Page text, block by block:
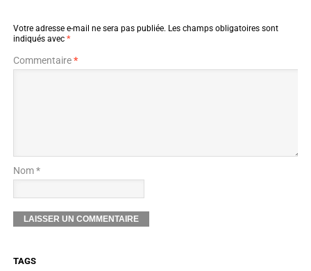
Votre adresse e-mail ne sera pas publiée. Les champs obligatoires sont
indiqués avec *
Commentaire*
Nom *
TAGS